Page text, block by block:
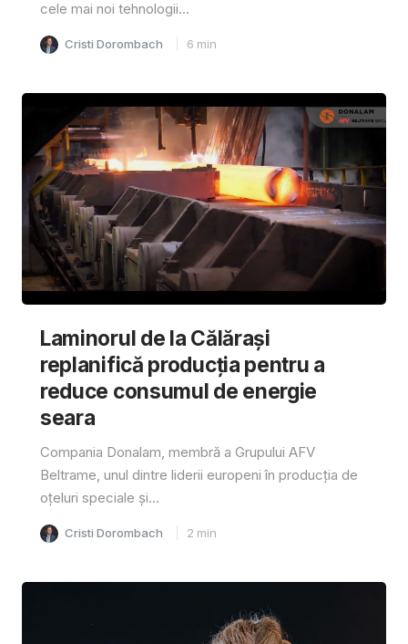
cele mai noi tehnologii...
Cristi Dorombach 6 min
Laminorul de la Călărași
replanifică producția pentru a
reduce consumul de energie
seara
Compania Donalam, membră a Grupului AFV
Beltrame, unul dintre liderii europeni în producția de
oțeluri speciale și...
Cristi Dorombach 2 min